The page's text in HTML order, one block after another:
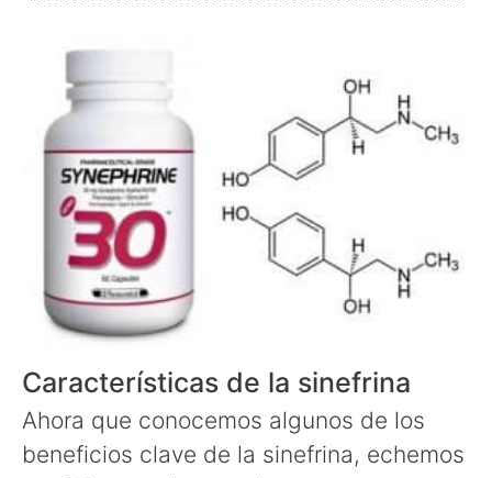
Características de la sinefrina
Ahora que conocemos algunos de los
beneficios clave de la sinefrina, echemos